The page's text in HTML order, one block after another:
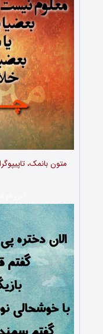
متون بانمک،